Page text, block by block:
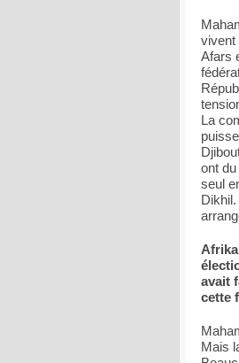
vivent
Afars
La
ont
seul
avait
cette
Mais